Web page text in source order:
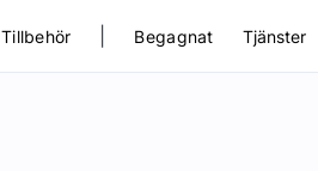
Tillbehör Begagnat Tjänster